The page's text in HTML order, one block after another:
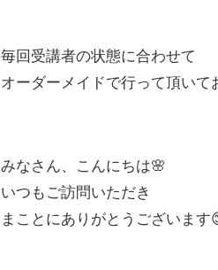
毎回受講者の状態に合わせて
オーダーメイドで行って頂いて
みなさん、こんにちは🌸
いつもご訪問いただき
まことにありがとうございます